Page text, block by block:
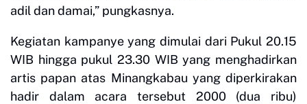
adil dan damai,” pungkasnya.
Kegiatan kampanye yang dimulai dari Pukul 20.15
WIB hingga pukul 23.30 WIB yang menghadirkan
artis papan atas Minangkabau yang diperkirakan
hadir dalam acara tersebut 2000 (dua ribu)